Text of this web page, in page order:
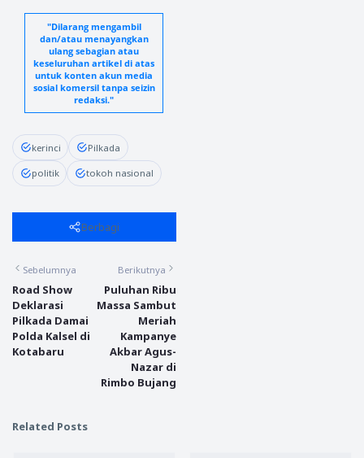
"Dilarang mengambil
dan/atau menayangkan
ulang sebagian atau
keseluruhan artikel di atas
untuk konten akun media
sosial komersil tanpa seizin
redaksi."
kerinci Pilkada
politik tokoh nasional
Berbagi
Sebelumnya
Road Show
Deklarasi
Pilkada Damai
Polda Kalsel di
Kotabaru
Berikutnya
Puluhan Ribu
Massa Sambut
Meriah
Kampanye
Akbar Agus-
Nazar di
Rimbo Bujang
Related Posts